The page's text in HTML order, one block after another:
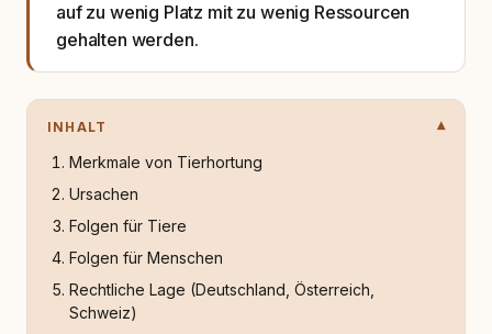
auf zu wenig Platz mit zu wenig Ressourcen
gehalten werden.
INHALT
Merkmale von Tierhortung
Ursachen
Folgen für Tiere
Folgen für Menschen
Rechtliche Lage (Deutschland, Österreich,
Schweiz)